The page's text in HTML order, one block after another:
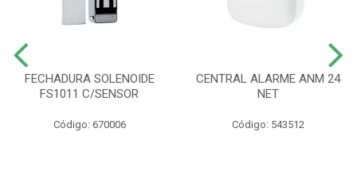
FECHADURA SOLENOIDE
FS1011 C/SENSOR
Código: 670006
CENTRAL ALARME ANM 24
NET
Código: 543512